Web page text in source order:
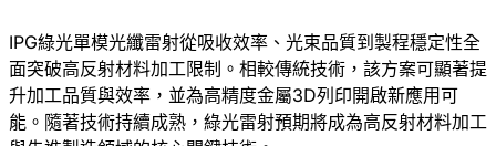
IPG綠光單模光纖雷射從吸收效率、光束品質到製程穩定性全
面突破高反射材料加工限制。相較傳統技術，該方案可顯著提
升加工品質與效率，並為高精度金屬3D列印開啟新應用可
能。隨著技術持續成熟，綠光雷射預期將成為高反射材料加工